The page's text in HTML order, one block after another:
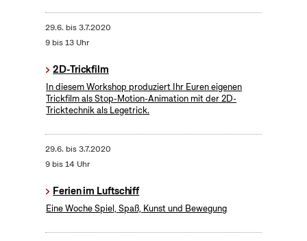
29.6. bis3.7.2020
9 bis 13 Uhr
2D-Trickfilm
In diesem Workshop produziert Ihr Euren eigenen
Trickfilm als Stop-Motion-Animation mit der 2D-
Tricktechnik als Legetrick.
29.6. bis3.7.2020
9 bis 14 Uhr
Ferien im Luftschiff
Eine Woche Spiel, Spaß, Kunst und Bewegung